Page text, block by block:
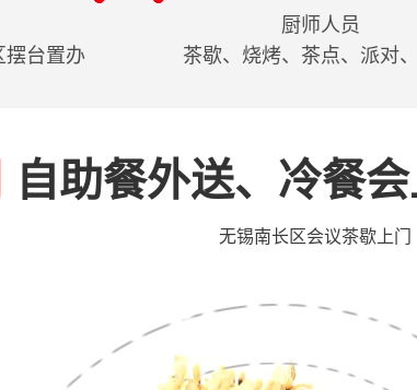
摆台置办
厨师人员
茶歇、烧烤、茶点、派对
自助餐外送、冷餐
无锡南长区会议茶歇上门